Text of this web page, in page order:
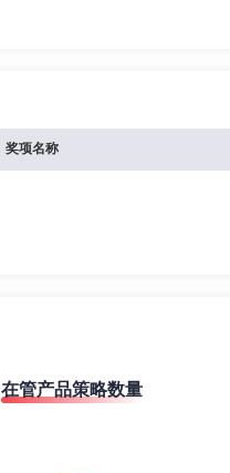
奖项名称
在管产品策略数量